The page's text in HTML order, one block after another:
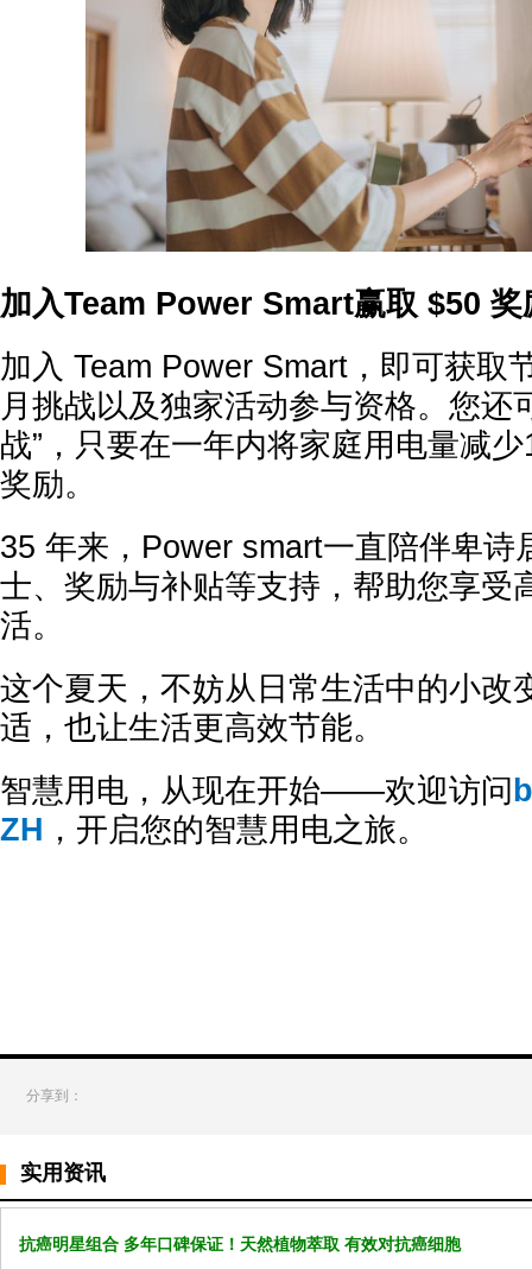
加入Team Power Smart赢取 $50 奖
加入 Team Power Smart，即可获取
月挑战以及独家活动参与资格。您还
战”，只要在一年内将家庭用电量减
奖励。
35 年来，Power smart一直陪伴卑诗
士、奖励与补贴等支持，帮助您享受
活。
这个夏天，不妨从日常生活中的小改
适，也让生活更高效节能。
智慧用电，从现在开始——欢迎访问
ZH ，开启您的智慧用电之旅。
分享到：
实用资讯
抗癌明星组合 多年口碑保证！天然植物萃取 有效对抗癌细胞